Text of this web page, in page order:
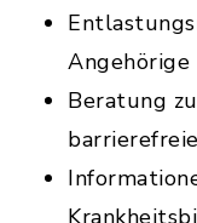
Angehörige
Beratung